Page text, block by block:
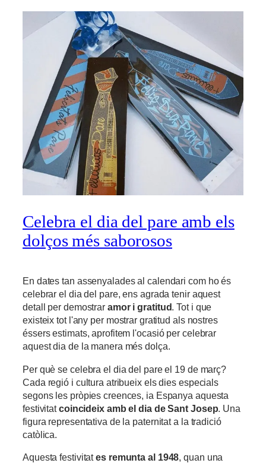
Celebra el dia del pare amb els
dolços més saborosos
En dates tan assenyalades al calendari com ho és
celebrar el dia del pare, ens agrada tenir aquest
detall per demostrar amor i gratitud. Tot i que
existeix tot l'any per mostrar gratitud als nostres
éssers estimats, aprofitem l'ocasió per celebrar
aquest dia de la manera més dolça.
Per què se celebra el dia del pare el 19 de març?
Cada regió i cultura atribueix els dies especials
segons les pròpies creences, ia Espanya aquesta
festivitatcoincideix amb el dia de Sant Josep . Una
figura representativa de la paternitat a la tradició
catòlica.
Aquesta festivitates remunta al 1948, quan una